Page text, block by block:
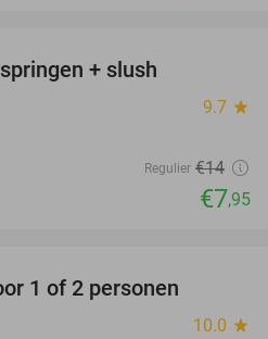
+ slush
9.7 star
Regulier €14
€7,95
1 of 2 personen
10.0 star